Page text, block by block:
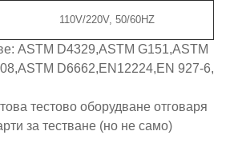
110V/220V, 50/60HZ
ASTM D4329,ASTM G151,ASTM
D6662,EN12224,EN 927-6,
тестово оборудване отговаря
за тестване (но не само)